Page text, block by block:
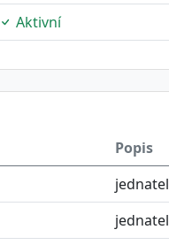
Aktivní
Popis
jednatel
jednatel